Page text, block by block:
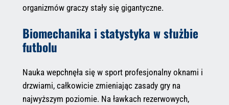
organizmów graczy stały się gigantyczne.
Biomechanika i statystyka w służbie
futbolu
Nauka wepchnęła się w sport profesjonalny oknami i
drzwiami, całkowicie zmieniając zasady gry na
najwyższym poziomie. Na ławkach rezerwowych,